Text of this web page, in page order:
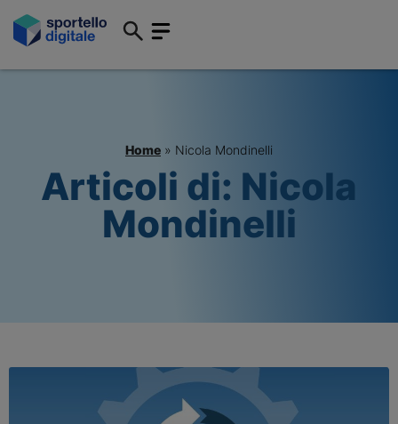
Home » Nicola Mondinelli
Articoli di: Nicola
Mondinelli